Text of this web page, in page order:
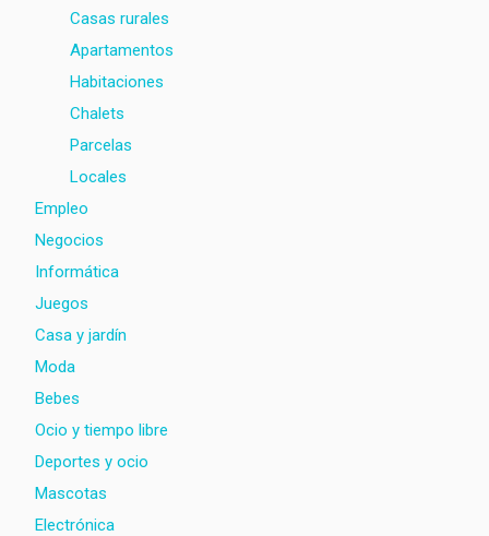
Casas rurales
Apartamentos
Habitaciones
Chalets
Parcelas
Locales
Empleo
Negocios
Informática
Juegos
Casa y jardín
Moda
Bebes
Ocio y tiempo libre
Deportes y ocio
Mascotas
Electrónica